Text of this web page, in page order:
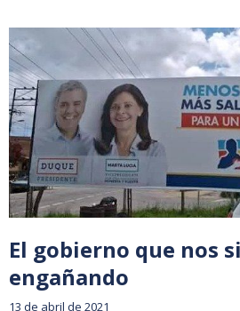
El gobierno que nos
engañando
13 de abril de 2021